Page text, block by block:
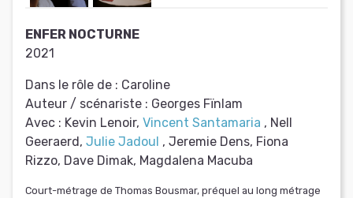
ENFER NOCTURNE
2021
Dans le rôle de : Caroline
Auteur / scénariste : Georges Fïnlam
Avec : Kevin Lenoir, Vincent Santamaria , Nell
Geeraerd, Julie Jadoul , Jeremie Dens, Fiona
Rizzo, Dave Dimak, Magdalena Macuba
Court-métrage de Thomas Bousmar, préquel au long métrage